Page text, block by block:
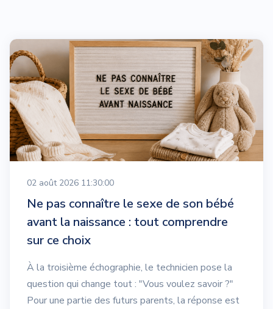
02 août 2026 11:30:00
Ne pas connaître le sexe de son bébé
avant la naissance : tout comprendre
sur ce choix
À la troisième échographie, le technicien pose la
question qui change tout : "Vous voulez savoir ?"
Pour une partie des futurs parents, la réponse est